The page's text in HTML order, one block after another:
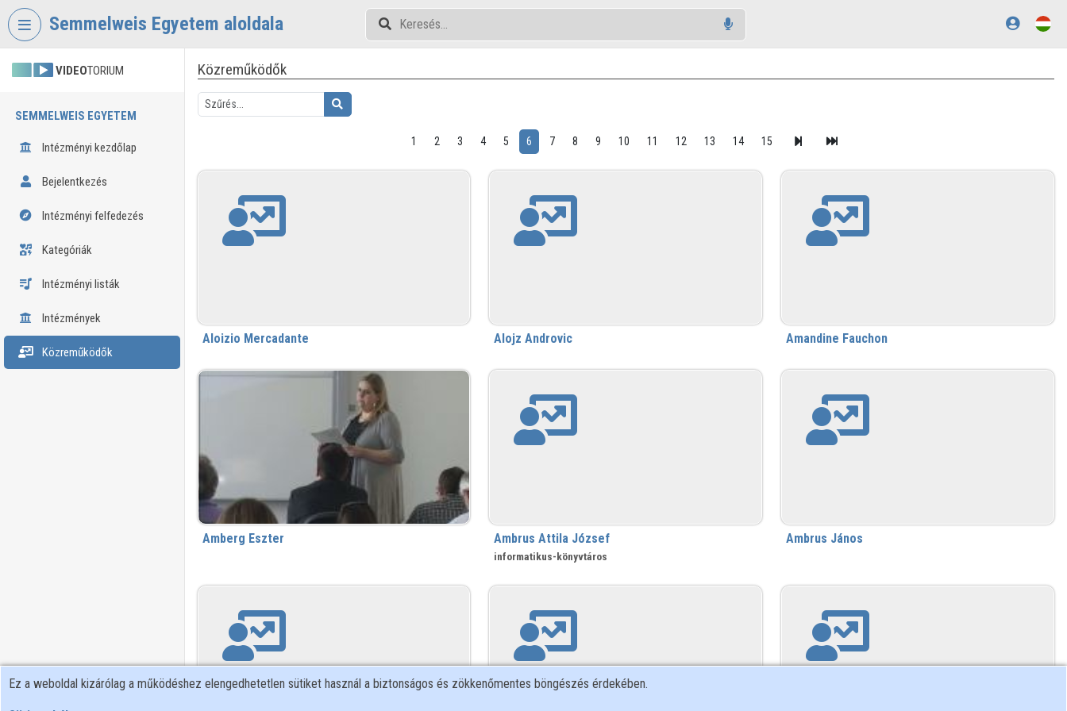
Fejléc kihagyása
Semmelweis Egyetem aloldala
VIDEOTORIUM
SEMMELWEIS EGYETEM
Intézményi kezdőlap
Bejelentkezés
Intézményi felfedezés
Kategóriák
Intézményi listák
Intézmények
Közreműködők
Közreműködők
1 2 3 4 5 6 7 8 9 10 11 12 13 14 15
Aloizio Mercadante Alojz Androvic Amandine Fauchon
Amberg Eszter Ambrus Attila József
informatikus-könyvtáros
Ambrus János
Ez a weboldal kizárólag a működéshez elengedhetetlen sütiket használ a biztonságos és zökkenőmentes böngészés érdekében.